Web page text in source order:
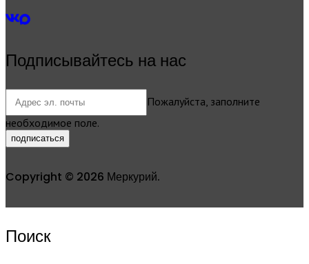
Подписывайтесь на нас
Пожалуйста, заполните
необходимое поле.
подписаться
Copyright © 2026 Меркурий.
Поиск